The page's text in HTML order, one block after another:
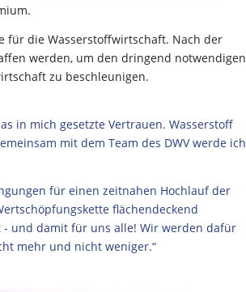
für die Wasserstoffwirtschaft. Nach der
werden, um den dringend notwendigen
zu beschleunigen.
in mich gesetzte Vertrauen. Wasserstoff
mit dem Team des DWV werde ich
für einen zeitnahen Hochlauf der
flächendeckend
und damit für uns alle! Wir werden dafür
mehr und nicht weniger.“